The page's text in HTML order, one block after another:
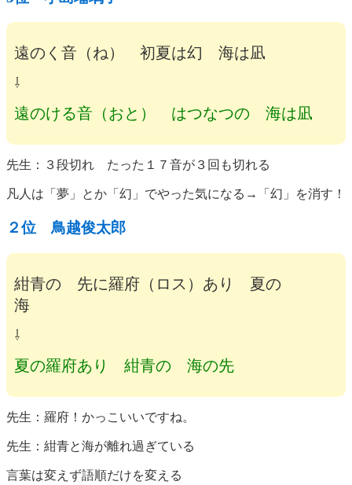
遠のく音（ね） 初夏は幻 海は凪
⇩
遠のける音（おと） はつなつの 海は凪
先生：３段切れ たった１７音が３回も切れる
凡人は「夢」とか「幻」でやった気になる→「幻」を消す！
２位 鳥越俊太郎
紺青の 先に羅府（ロス）あり 夏の
海
⇩
夏の羅府あり 紺青の 海の先
先生：羅府！かっこいいですね。
先生：紺青と海が離れ過ぎている
言葉は変えず語順だけを変える